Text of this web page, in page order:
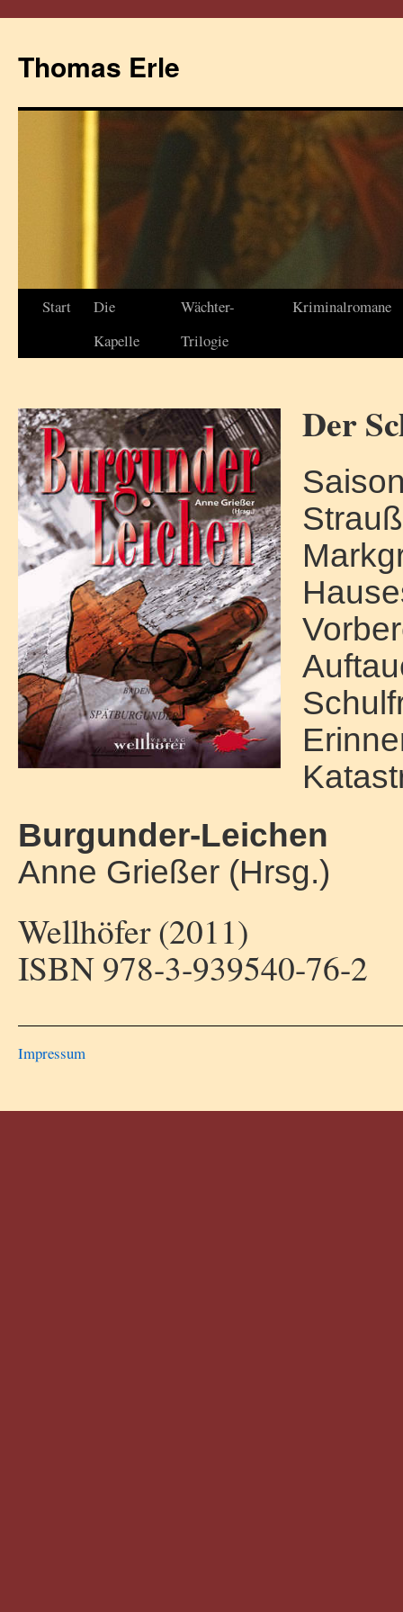
Thomas Erle
Start
Die
Kapelle
Wächter-
Trilogie
Kriminalromane
Der
Burgunder-Leichen
Anne Grießer (Hrsg.)
Wellhöfer (2011)
ISBN 978-3-939540-76-2
Impressum